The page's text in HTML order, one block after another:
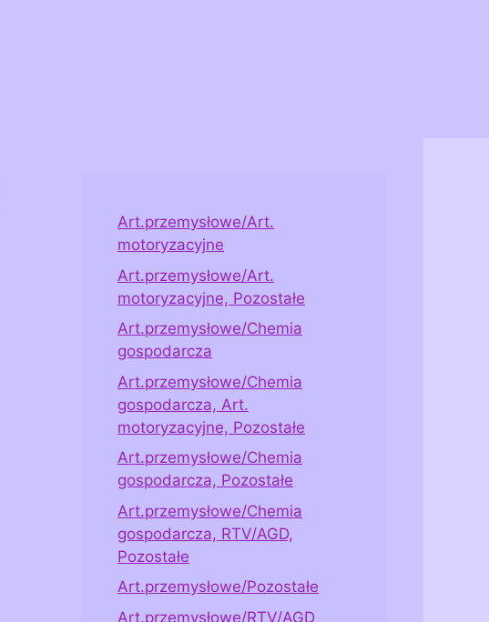
Art.przemysłowe/Art.
motoryzacyjne
Art.przemysłowe/Art.
motoryzacyjne, Pozostałe
Art.przemysłowe/Chemia
gospodarcza
Art.przemysłowe/Chemia
gospodarcza, Art.
motoryzacyjne, Pozostałe
Art.przemysłowe/Chemia
gospodarcza, Pozostałe
Art.przemysłowe/Chemia
gospodarcza, RTV/AGD,
Pozostałe
Art.przemysłowe/Pozostałe
Art.przemysłowe/RTV/AGD